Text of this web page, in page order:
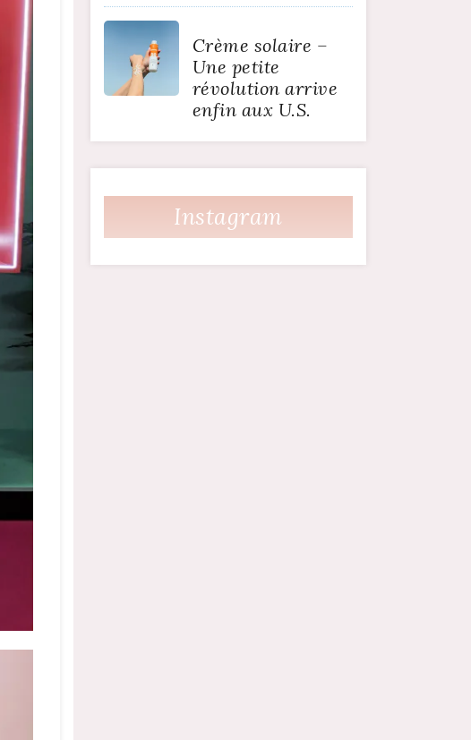
Crème solaire –
Une petite
révolution arrive
enfin aux U.S.
Instagram